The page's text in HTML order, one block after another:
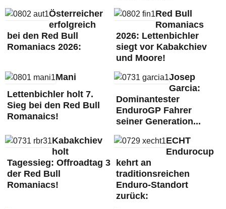
Österreicher
erfolgreich
bei den Red Bull
Romaniacs 2026:
Red Bull
Romaniacs
2026: Lettenbichler
siegt vor Kabakchiev
und Moore!
Mani
Lettenbichler holt 7.
Sieg bei den Red Bull
Romanaics!
Josep
Garcia:
Dominantester
EnduroGP Fahrer
seiner Generation...
Kabakchiev
holt
Tagessieg: Offroadtag 3
der Red Bull
Romaniacs!
ECHT
Endurocup
kehrt an
traditionsreichen
Enduro-Standort
zurück: